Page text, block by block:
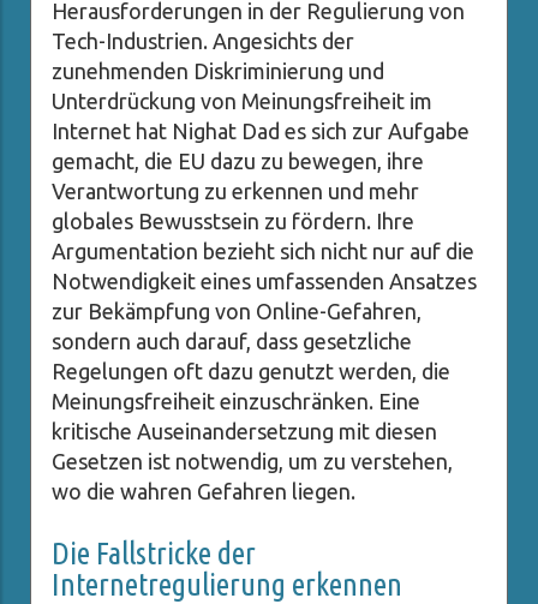
Herausforderungen in der Regulierung von
Tech-Industrien. Angesichts der
zunehmenden Diskriminierung und
Unterdrückung von Meinungsfreiheit im
Internet hat Nighat Dad es sich zur Aufgabe
gemacht, die EU dazu zu bewegen, ihre
Verantwortung zu erkennen und mehr
globales Bewusstsein zu fördern. Ihre
Argumentation bezieht sich nicht nur auf die
Notwendigkeit eines umfassenden Ansatzes
zur Bekämpfung von Online-Gefahren,
sondern auch darauf, dass gesetzliche
Regelungen oft dazu genutzt werden, die
Meinungsfreiheit einzuschränken. Eine
kritische Auseinandersetzung mit diesen
Gesetzen ist notwendig, um zu verstehen,
wo die wahren Gefahren liegen.
Die Fallstricke der
Internetregulierung erkennen